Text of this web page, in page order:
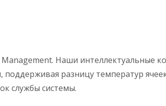
Наши интеллектуальные
разницу температур
службы системы.